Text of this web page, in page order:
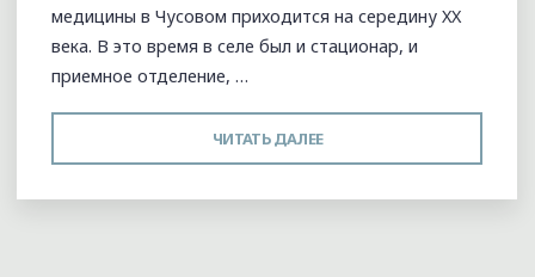
медицины в Чусовом приходится на середину XX
века. В это время в селе был и стационар, и
приемное отделение, …
ЧИТАТЬ ДАЛЕЕ
В
ЧУСОВОМ"